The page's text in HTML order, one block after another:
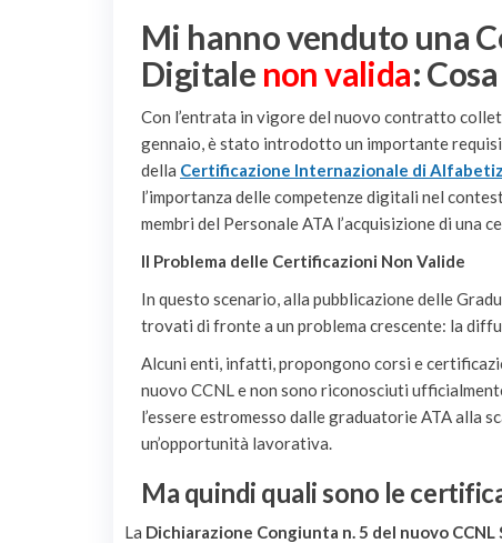
Mi hanno venduto una
Digitale non valida:
Con l’entrata in vigore del nuovo contratto
gennaio, è stato introdotto un importante
della Certificazione Internazionale di
l’importanza delle competenze digitali nel
membri del Personale ATA l’acquisizione di una
Il Problema delle Certificazioni Non Valide
In questo scenario, alla pubblicazione delle
trovati di fronte a un problema crescente: la
Alcuni enti, infatti, propongono corsi e
nuovo CCNL e non sono riconosciuti
l’essere estromesso dalle graduatorie ATA alla
un’opportunità lavorativa.
Ma quindi quali sono le
La Dichiarazione Congiunta n. 5 del nuovo CCNL